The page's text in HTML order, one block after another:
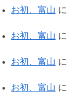
お初、富山 に
お初、富山 に
お初、富山 に
お初、富山 に